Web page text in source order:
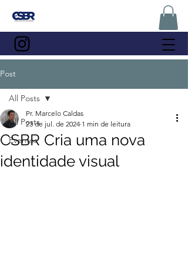
Post
All Posts
Eventos
All Posts
CSBR Cria uma nova
identidade visual
Pr. Marcelo Caldas
23 de jul. de 2024 1 min de leitura